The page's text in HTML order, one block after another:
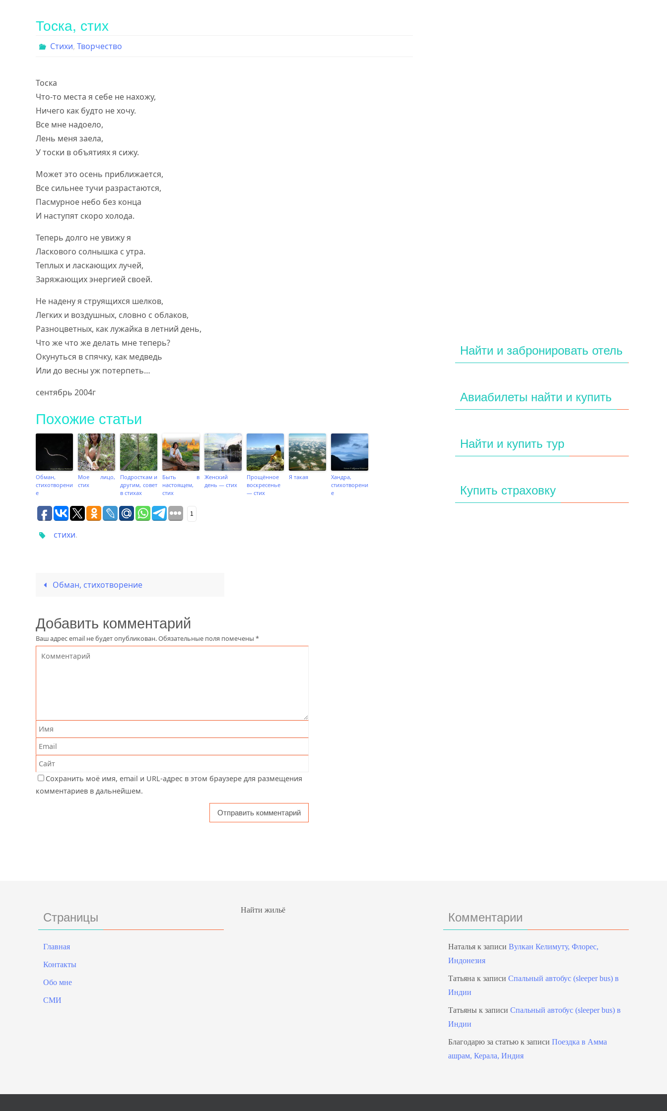
Тоска, стих
Стихи, Творчество
Тоска
Что-то места я себе не нахожу,
Ничего как будто не хочу.
Все мне надоело,
Лень меня заела,
У тоски в объятиях я сижу.
Может это осень приближается,
Все сильнее тучи разрастаются,
Пасмурное небо без конца
И наступят скоро холода.
Теперь долго не увижу я
Ласкового солнышка с утра.
Теплых и ласкающих лучей,
Заряжающих энергией своей.
Не надену я струящихся шелков,
Легких и воздушных, словно с облаков,
Разноцветных, как лужайка в летний день,
Что же что же делать мне теперь?
Окунуться в спячку, как медведь
Или до весны уж потерпеть…
сентябрь 2004г
Похожие статьи
Обман,
стихотворени
е
Мое лицо,
стих
Подросткам и
другим, совет
в стихах
Быть в
настоящем,
стих
Женский
день — стих
Прощённое
воскресенье
— стих
Я такая
Хандра,
стихотворени
е
1
стихи.
Обман, стихотворение
Добавить комментарий
Ваш адрес email не будет опубликован.Обязательные поля помечены *
Сохранить моё имя, email и URL-адрес в этом браузере для размещения
комментариев в дальнейшем.
Найти и забронировать отель
Авиабилеты найти и купить
Найти и купить тур
Купить страховку
Страницы
Главная
Контакты
Обо мне
СМИ
Найти жильё Комментарии
Наталья к записи Вулкан Келимуту, Флорес,
Индонезия
Татьяна к записи Спальный автобус (sleeper bus) в
Индии
Татьяны к записи Спальный автобус (sleeper bus) в
Индии
Благодарю за статью к записи Поездка в Амма
ашрам, Керала, Индия